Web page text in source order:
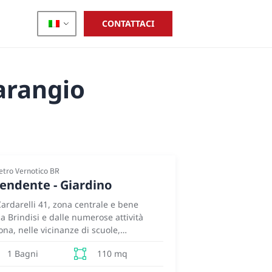
CONTATTACI
Vernotico BR
- Giardino
41, zona centrale e bene
Brindisi e dalle numerose attività
nelle vicinanze di scuole,
di pertinenza. L’immobile è in
1 Bagni 110 mq